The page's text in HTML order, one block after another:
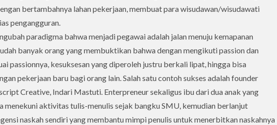
bertambahnya lahan pekerjaan, membuat para wisudawan/wisudawati
pengangguran.
paradigma bahwa menjadi pegawai adalah jalan menuju kemapanan
banyak orang yang membuktikan bahwa dengan mengikuti passion dan
passionnya, kesuksesan yang diperoleh justru berkali lipat, hingga bisa
pekerjaan baru bagi orang lain. Salah satu contoh sukses adalah founder
Creative, Indari Mastuti. Enterpreneur sekaligus ibu dari dua anak yang
menekuni aktivitas tulis-menulis sejak bangku SMU, kemudian berlanjut
naskah sendiri yang membantu mimpi penulis untuk menerbitkan naskahnya